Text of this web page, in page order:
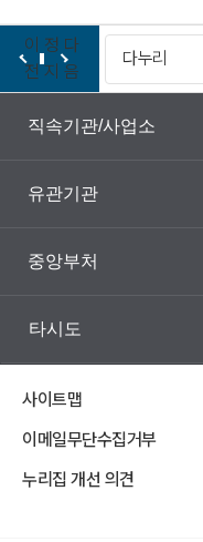
이
전
정
지
다
음
다누리
직속기관/사업소
유관기관
중앙부처
타시도
사이트맵
이메일무단수집거부
누리집 개선 의견